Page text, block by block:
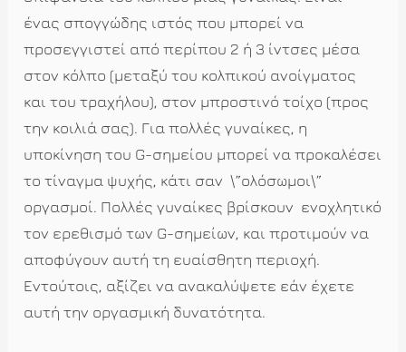
ένας σπογγώδης ιστός που μπορεί να
προσεγγιστεί από περίπου 2 ή 3 ίντσες μέσα
στον κόλπο (μεταξύ του κολπικού ανοίγματος
και του τραχήλου), στον μπροστινό τοίχο (προς
την κοιλιά σας). Για πολλές γυναίκες, η
υποκίνηση του G-σημείου μπορεί να προκαλέσει
το τίναγμα ψυχής, κάτι σαν \”ολόσωμοι\”
οργασμοί. Πολλές γυναίκες βρίσκουν ενοχλητικό
τον ερεθισμό των G-σημείων, και προτιμούν να
αποφύγουν αυτή τη ευαίσθητη περιοχή.
Εντούτοις, αξίζει να ανακαλύψετε εάν έχετε
αυτή την οργασμική δυνατότητα.